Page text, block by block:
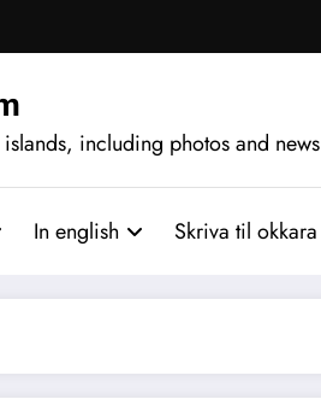
including photos and news
In english Skriva til okkara